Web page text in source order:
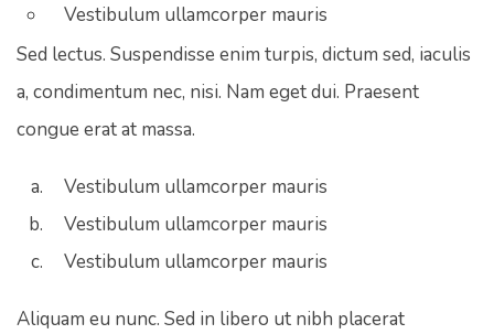
Vestibulum ullamcorper mauris
Sed lectus. Suspendisse enim turpis, dictum sed, iaculis
a, condimentum nec, nisi. Nam eget dui. Praesent
congue erat at massa.
Vestibulum ullamcorper mauris
Vestibulum ullamcorper mauris
Vestibulum ullamcorper mauris
Aliquam eu nunc. Sed in libero ut nibh placerat